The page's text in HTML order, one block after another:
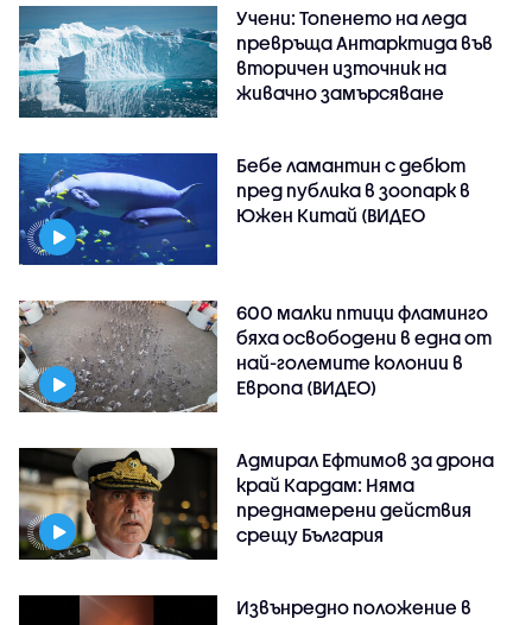
Учени: Топенето на леда
превръща Антарктида във
вторичен източник на
живачно замърсяване
Бебе ламантин с дебют
пред публика в зоопарк в
Южен Китай (ВИДЕО
600 малки птици фламинго
бяха освободени в една от
най-големите колонии в
Европа (ВИДЕО)
Адмирал Ефтимов за дрона
край Кардам: Няма
преднамерени действия
срещу България
Извънредно положение в